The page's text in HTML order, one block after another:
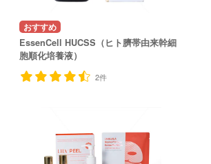
EssenCell HUCSS（ヒト臍帯由来幹細
胞順化培養液）
2件